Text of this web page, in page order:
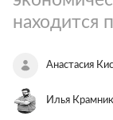
находится
Анастасия
Илья Крамник